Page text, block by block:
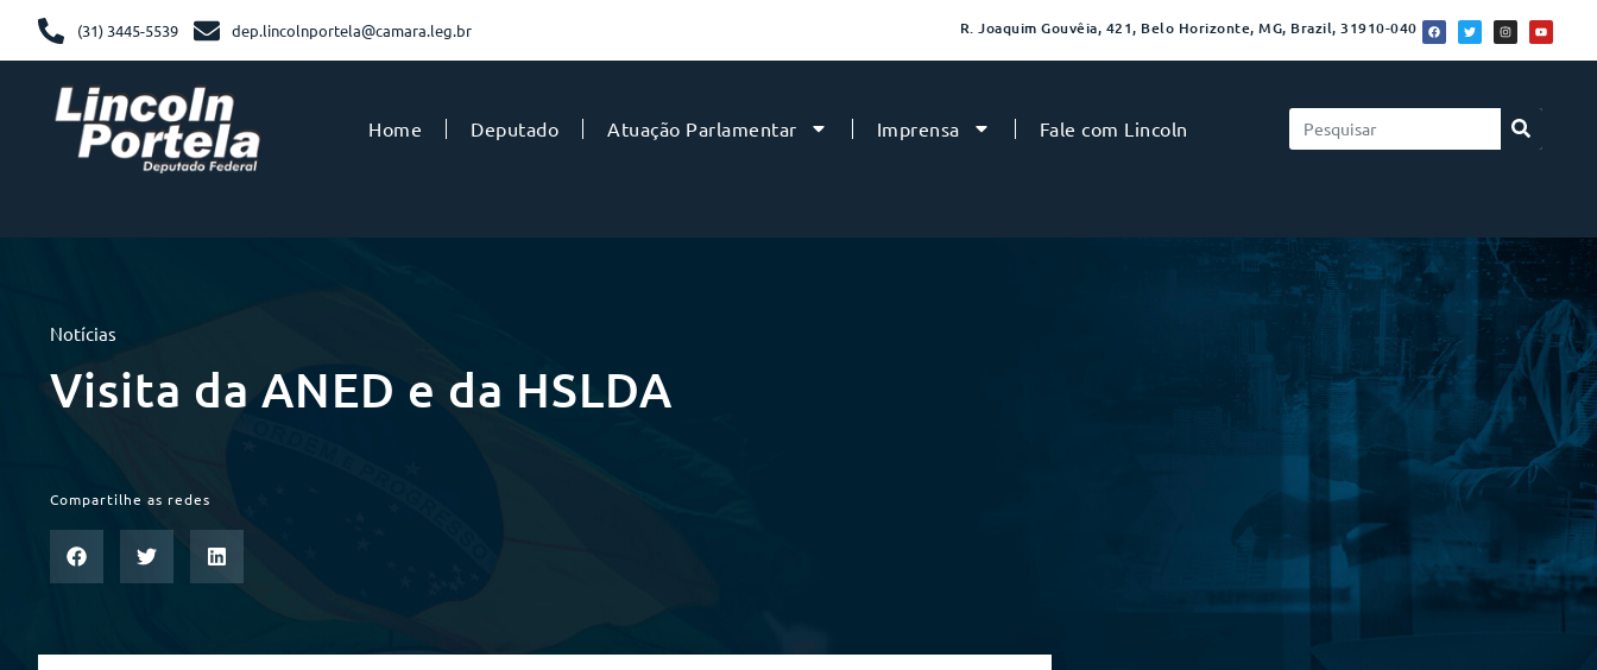
(31) 3445-5539 dep.lincolnportela@camara.leg.br R. Joaquim Gouvêia, 421, Belo Horizonte, MG, Brazil, 31910-040
Home Deputado Atuação Parlamentar Imprensa Fale com Lincoln
Notícias
Visita da ANED e da HSLDA
Compartilhe as redes